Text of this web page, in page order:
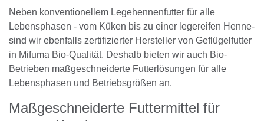
Neben konventionellem Legehennenfutter für alle
Lebensphasen - vom Küken bis zu einer legereifen Henne-
sind wir ebenfalls zertifizierter Hersteller von Geflügelfutter
in Mifuma Bio-Qualität. Deshalb bieten wir auch Bio-
Betrieben maßgeschneiderte Futterlösungen für alle
Lebensphasen und Betriebsgrößen an.
Maßgeschneiderte Futtermittel für